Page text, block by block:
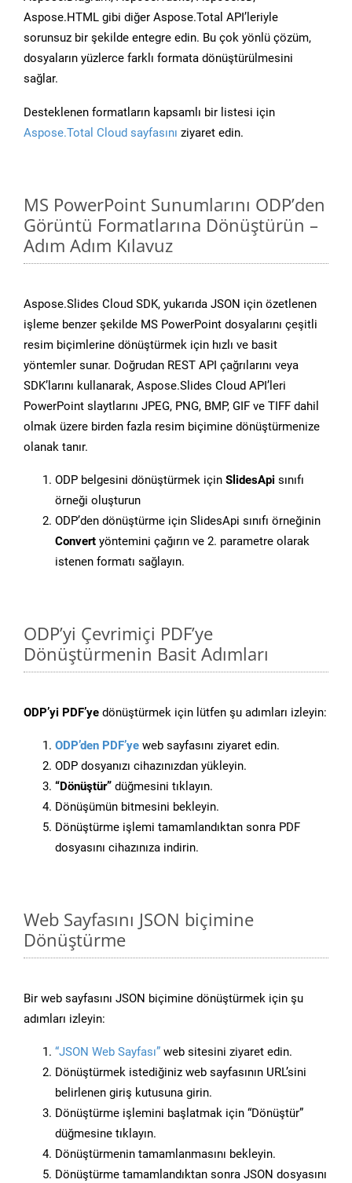
Aspose.HTML gibi diğer Aspose.Total API’leriyle
sorunsuz bir şekilde entegre edin. Bu çok yönlü çözüm,
dosyaların yüzlerce farklı formata dönüştürülmesini
sağlar.
Desteklenen formatların kapsamlı bir listesi için
Aspose.Total Cloud sayfasını ziyaret edin.
MS PowerPoint Sunumlarını ODP’den
Görüntü Formatlarına Dönüştürün –
Adım Adım Kılavuz
Aspose.Slides Cloud SDK, yukarıda JSON için özetlenen
işleme benzer şekilde MS PowerPoint dosyalarını çeşitli
resim biçimlerine dönüştürmek için hızlı ve basit
yöntemler sunar. Doğrudan REST API çağrılarını veya
SDK’larını kullanarak, Aspose.Slides Cloud API’leri
PowerPoint slaytlarını JPEG, PNG, BMP, GIF ve TIFF dahil
olmak üzere birden fazla resim biçimine dönüştürmenize
olanak tanır.
ODP belgesini dönüştürmek için SlidesApi sınıfı
örneği oluşturun
ODP’den dönüştürme için SlidesApi sınıfı örneğinin
Convert yöntemini çağırın ve 2. parametre olarak
istenen formatı sağlayın.
ODP’yi Çevrimiçi PDF’ye
Dönüştürmenin Basit Adımları
ODP’yi PDF’ye dönüştürmek için lütfen şu adımları izleyin:
ODP’den PDF’ye web sayfasını ziyaret edin.
ODP dosyanızı cihazınızdan yükleyin.
“Dönüştür” düğmesini tıklayın.
Dönüşümün bitmesini bekleyin.
Dönüştürme işlemi tamamlandıktan sonra PDF
dosyasını cihazınıza indirin.
Web Sayfasını JSON biçimine
Dönüştürme
Bir web sayfasını JSON biçimine dönüştürmek için şu
adımları izleyin:
“JSON Web Sayfası” web sitesini ziyaret edin.
Dönüştürmek istediğiniz web sayfasının URL’sini
belirlenen giriş kutusuna girin.
Dönüştürme işlemini başlatmak için “Dönüştür”
düğmesine tıklayın.
Dönüştürmenin tamamlanmasını bekleyin.
Dönüştürme tamamlandıktan sonra JSON dosyasını